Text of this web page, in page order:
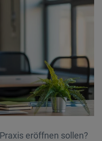
eröffnen sollen?